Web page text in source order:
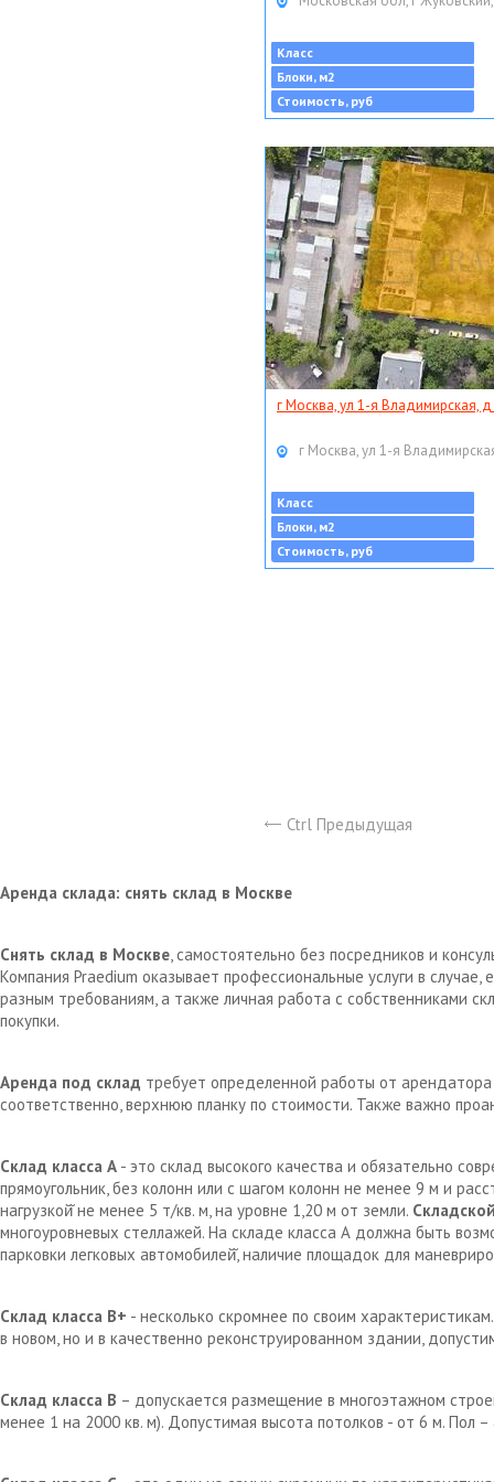
Класс
Блоки, м2
Стоимость, руб
г Москва, ул 1-я Владимирская, д
г Москва, ул 1-я
Класс
Блоки, м2
Стоимость, руб
Ctrl Предыдущая
Аренда склада: снять склад в Москве
Снять склад в Москве, самостоятельно без посредников и
Компания Praedium оказывает профессиональные услуги в
разным требованиям, а также личная работа с собственниками
покупки.
Аренда под склад требует определенной работы от
соответственно, верхнюю планку по стоимости. Также важно
Склад класса А - это склад высокого качества и обязательно
прямоугольник, без колонн или с шагом колонн не менее 9 м и
нагрузкой̆ не менее 5 т/кв. м, на уровне 1,20 м от земли.
многоуровневых стеллажей. На складе класса А должна быть
парковки легковых автомобилей̆, наличие площадок для
Склад класса В+ - несколько скромнее по своим
в новом, но и в качественно реконструированном здании,
Склад класса В – допускается размещение в многоэтажном
менее 1 на 2000 кв. м). Допустимая высота потолков - от 6 м. Пол